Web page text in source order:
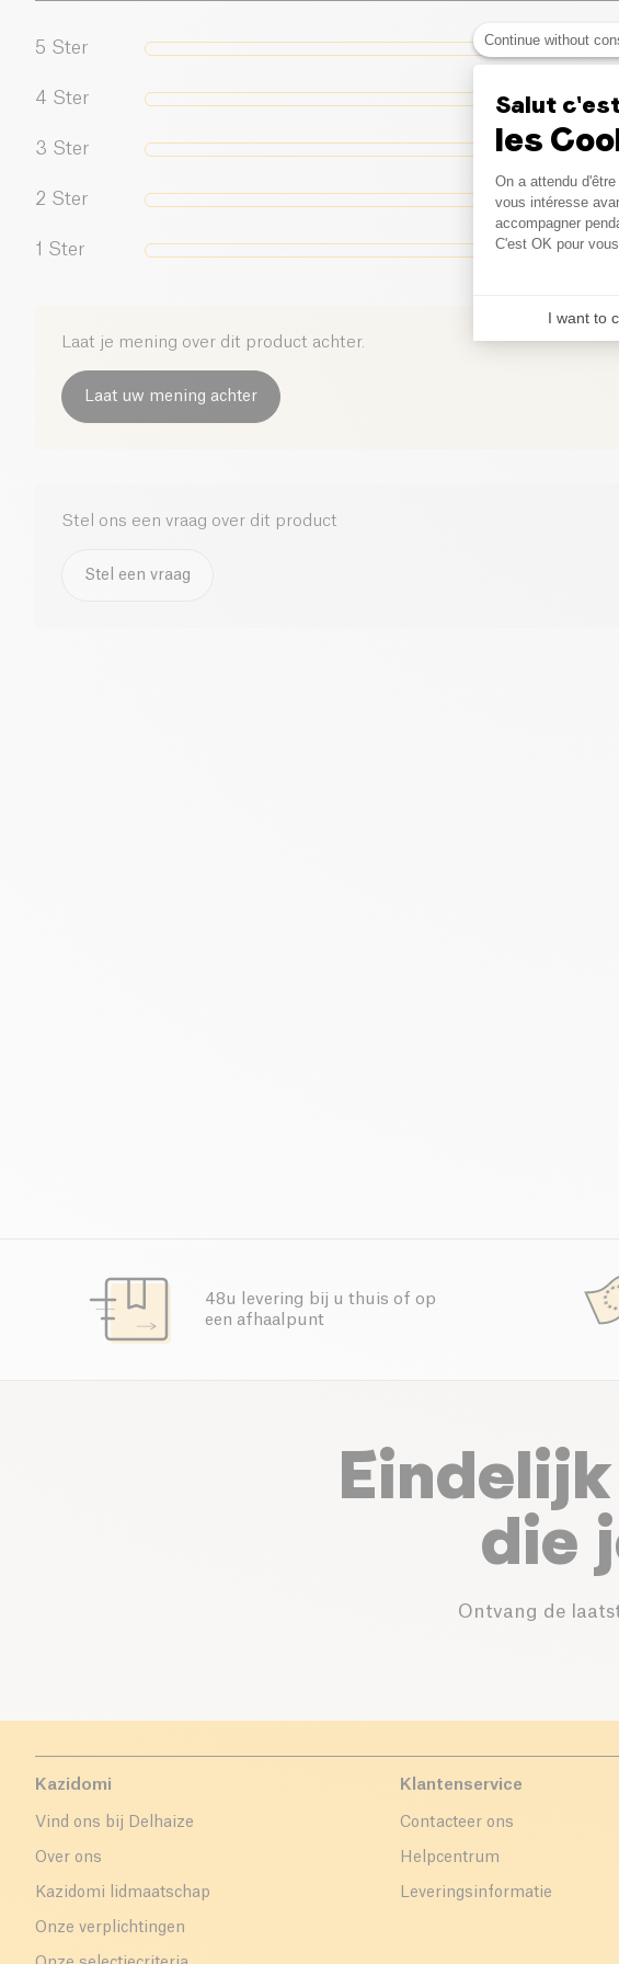
5 Ster
4 Ster
3 Ster
2 Ster
1 Ster
Laat je mening over dit product achter.
Laat uw mening achter
Stel ons een vraag over dit product
Stel een vraag
48u levering bij u thuis of op
een afhaalpunt
die
Ontvang de
Kazidomi
Vind ons bij Delhaize
Over ons
Kazidomi lidmaatschap
Onze verplichtingen
Klantenservice
Contacteer ons
Helpcentrum
Leveringsinformatie
Continue without
Salut
les
On a attendu
vous intéresse
accompagner
C'est OK pour
I want to